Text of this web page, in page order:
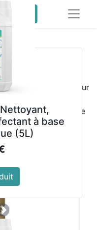
pro
HOREDIS
d’hygiène pour
sociétés de
au service
à base
(5L)
Suivant